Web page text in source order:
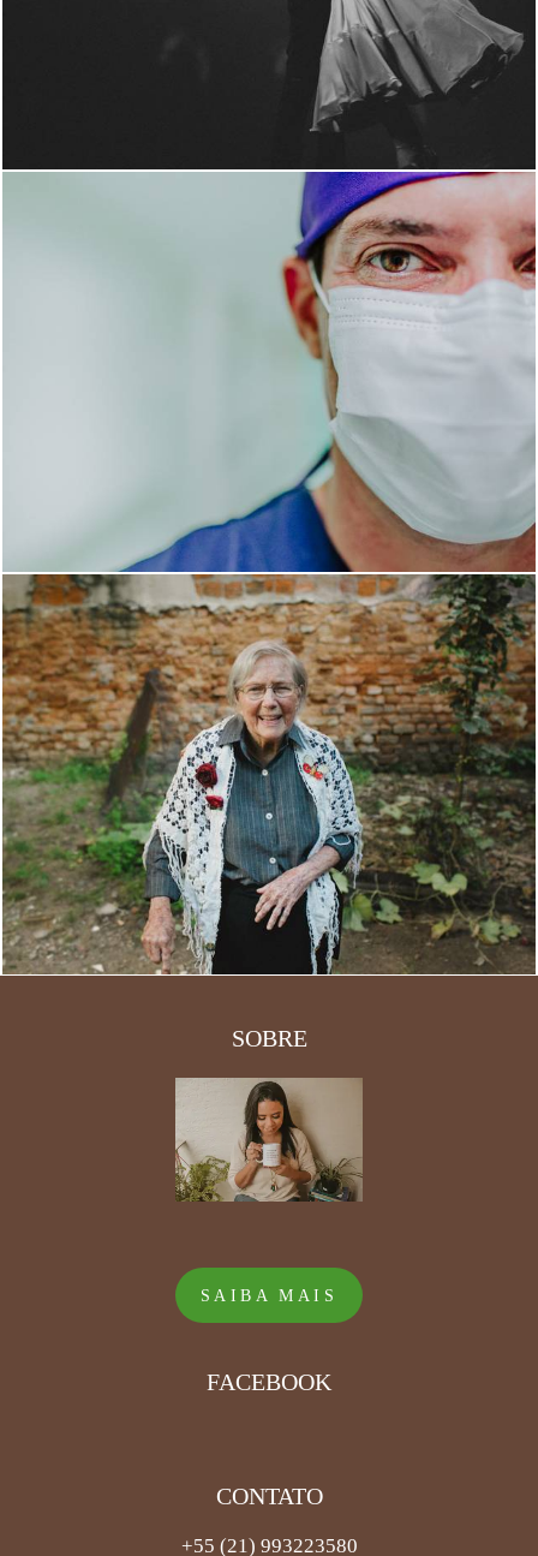
0
1
5933 4
SOBRE
SAIBA MAIS
FACEBOOK
CONTATO
+55 (21) 993223580